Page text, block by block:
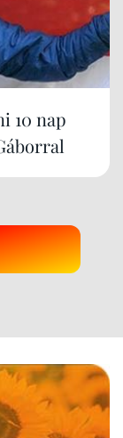
10 nap